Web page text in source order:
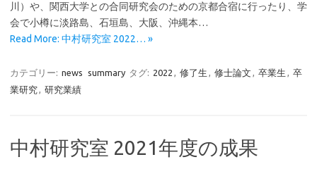
川）や、関西大学との合同研究会のための京都合宿に行ったり、学
会で小樽に淡路島、石垣島、大阪、沖縄本…
Read More: 中村研究室 2022… »
カテゴリー: news summary タグ: 2022 , 修了生 , 修士論文 , 卒業生 , 卒
業研究, 研究業績
中村研究室 2021年度の成果